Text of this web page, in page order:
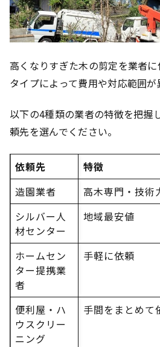
高くなりすぎた木の剪定を業者
タイプによって費用や対応範囲が
以下の4種類の業者の特徴を把握
頼先を選んでください。
依頼先 特徴
造園業者
高木専門・技術
シルバー人
材センター
地域最安値
ホームセン
ター提携業
者
手軽に依頼
便利屋・ハ
ウスクリー
ニング
手間をまとめて